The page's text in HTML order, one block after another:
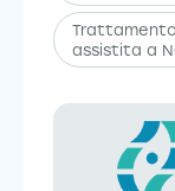
assistita a